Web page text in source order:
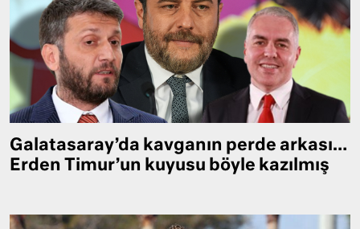
Galatasaray’da kavganın perde arkası…
Erden Timur’un kuyusu böyle kazılmış